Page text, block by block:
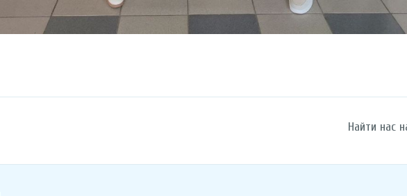
Найти нас